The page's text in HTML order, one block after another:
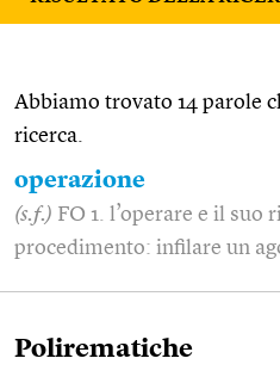
Abbiamo trovato 14 parole
ricerca.
operazione
(s.f.) FO 1. l’operare e il suo
procedimento: infilare un
Polirematiche